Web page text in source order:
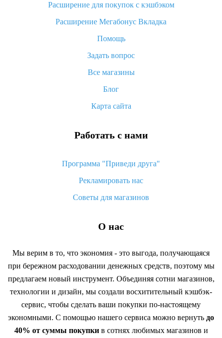
«AliExpress Standard Shipping»: что это за метод доставки и
как его отслеживать
Как покупать оптом на Алиэкспресс
Что делать, если не пришел товар с Алиэкспресс
возврата денег
Расширение для покупок с кэшбэком
Расширение Мегабонус Вкладка
Помощь
Задать вопрос
Все магазины
Блог
Карта сайта
Работать с нами
Программа "Приведи друга"
Рекламировать нас
Советы для магазинов
О нас
Мы верим в то, что экономия - это выгода, получающаяся
при бережном расходовании денежных средств, поэтому мы
предлагаем новый инструмент. Объединяя сотни магазинов,
технологии и дизайн, мы создали восхитительный кэшбэк-
сервис, чтобы сделать ваши покупки по-настоящему
экономными. С помощью нашего сервиса можно вернуть до
40% от суммы покупкив сотнях любимых магазинов и